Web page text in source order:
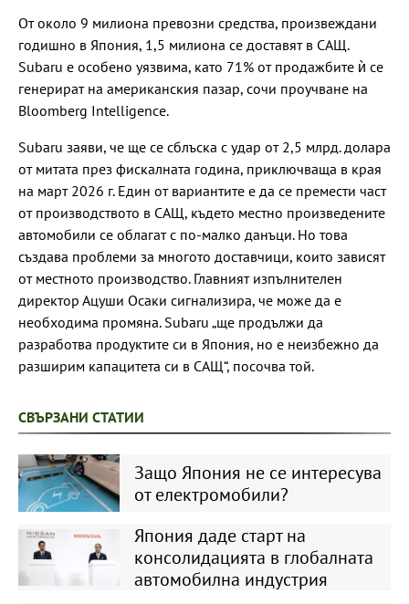
От около 9 милиона превозни средства, произвеждани
годишно в Япония, 1,5 милиона се доставят в САЩ.
Subaru е особено уязвима, като 71% от продажбите ѝ се
генерират на американския пазар, сочи проучване на
Bloomberg Intelligence.
Subaru заяви, че ще се сблъска с удар от 2,5 млрд. долара
от митата през фискалната година, приключваща в края
на март 2026 г. Един от вариантите е да се премести част
от производството в САЩ, където местно произведените
автомобили се облагат с по-малко данъци. Но това
създава проблеми за многото доставчици, които зависят
от местното производство. Главният изпълнителен
директор Ацуши Осаки сигнализира, че може да е
необходима промяна. Subaru „ще продължи да
разработва продуктите си в Япония, но е неизбежно да
разширим капацитета си в САЩ“, посочва той.
СВЪРЗАНИ СТАТИИ
Защо Япония не се интересува
от електромобили?
Япония даде старт на
консолидацията в глобалната
автомобилна индустрия